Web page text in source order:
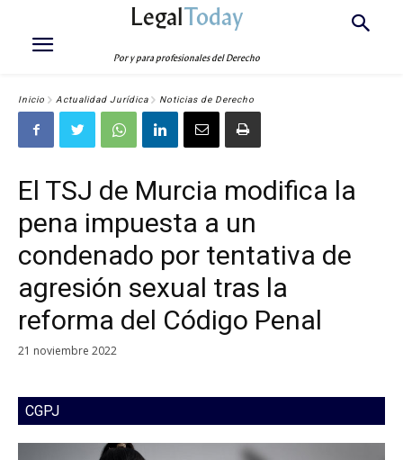
LegalToday
Por y para profesionales del Derecho
Inicio Actualidad Jurídica Noticias de Derecho
El TSJ de Murcia modifica la
pena impuesta a un
condenado por tentativa de
agresión sexual tras la
reforma del Código Penal
21 noviembre 2022
CGPJ